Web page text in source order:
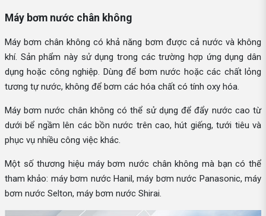
Máy bơm nước chân không
Máy bơm chân không có khả năng bơm được cả nước và không
khí. Sản phẩm này sử dụng trong các trường hợp ứng dụng dân
dụng hoặc công nghiệp. Dùng để bơm nước hoặc các chất lỏng
tương tự nước, không để bơm các hóa chất có tính oxy hóa.
Máy bơm nước chân không có thể sử dụng để đẩy nước cao từ
dưới bể ngầm lên các bồn nước trên cao, hút giếng, tưới tiêu và
phục vụ nhiều công việc khác.
Một số thương hiệu máy bơm nước chân không mà bạn có thể
tham khảo: máy bơm nước Hanil, máy bơm nước Panasonic, máy
bơm nước Selton, máy bơm nước Shirai.